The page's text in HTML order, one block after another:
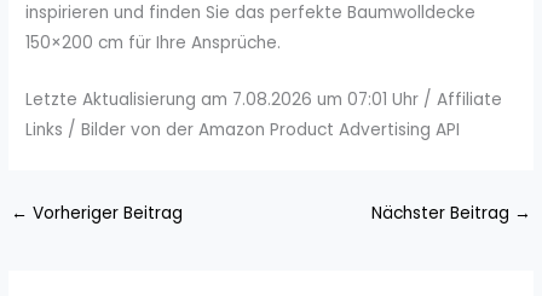
inspirieren und finden Sie das perfekte Baumwolldecke
150×200 cm für Ihre Ansprüche.
Letzte Aktualisierung am 7.08.2026 um 07:01 Uhr / Affiliate
Links / Bilder von der Amazon Product Advertising API
← Vorheriger Beitrag Nächster Beitrag →